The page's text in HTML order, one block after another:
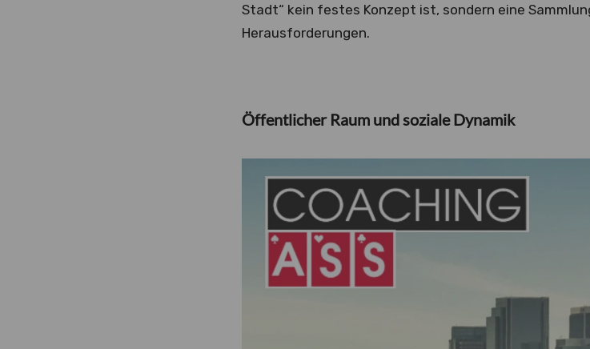
Stadt“ kein festes Konzept ist, sondern eine
Herausforderungen.
Öffentlicher Raum und soziale Dynamik